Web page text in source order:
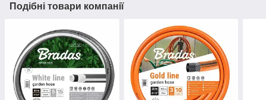
Подібні товари компанії